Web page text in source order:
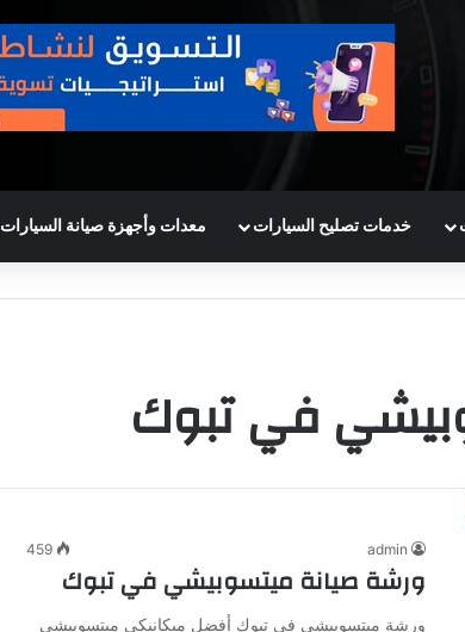
خدمات تصليح السيارات معدات وأجهزة صيانة السيارات
في تبوك
admin
459
ورشة صيانة ميتسوبيشي في تبوك
ورشة ميتسوبيشي في تبوك أفضل ميكانيكي ميتسوبيشي